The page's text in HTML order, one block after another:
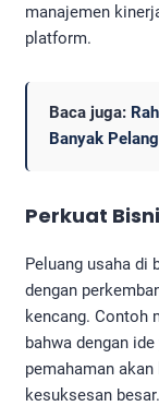
manajemen
platform.
Baca juga:
Banyak
Perkuat
Peluang usaha di
dengan
kencang. Contoh
bahwa dengan
pemahaman
kesuksesan besar.